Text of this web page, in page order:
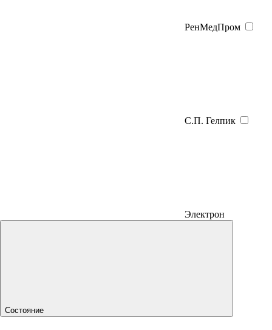
РенМедПром
С.П. Гелпик
Электрон
Состояние